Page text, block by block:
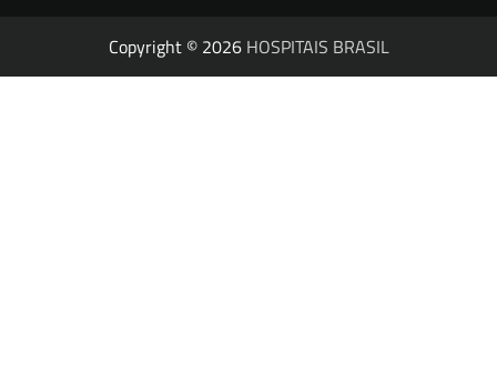
Copyright © 2026 HOSPITAIS BRASIL